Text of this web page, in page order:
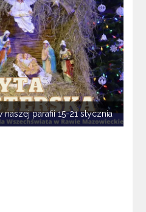
parafii 15-21 stycznia